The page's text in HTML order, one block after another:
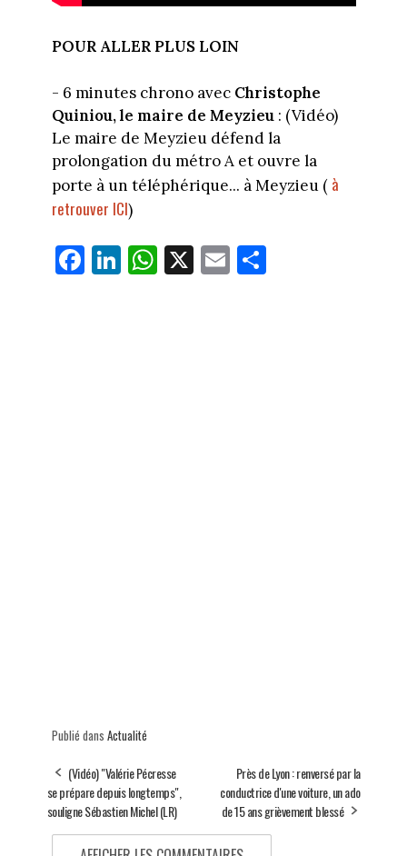
POUR ALLER PLUS LOIN
- 6 minutes chrono avec Christophe
Quiniou, le maire de Meyzieu: (Vidéo)
Le maire de Meyzieu défend la
prolongation du métro A et ouvre la
porte à un téléphérique... à Meyzieu ( à
retrouver ICI)
Fa
ce
Li
nk
W
ha
X E
m
Pa
rt
Publié dans Actualité
(Vidéo) "Valérie Pécresse
se prépare depuis longtemps",
souligne Sébastien Michel (LR)
Près de Lyon : renversé par la
conductrice d'une voiture, un ado
de 15 ans grièvement blessé